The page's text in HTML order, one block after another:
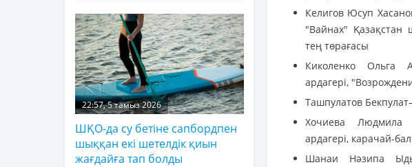
Келигов Юсуп
"Вайнах"
тең төрағасы
Киколенко Ольга
ардагері,
Ташпулатов
Хочиева Людмила
ардагері, карачай-
Шанаи Нәзипа
22:57, 5 тамыз 2026
ШҚО-да су бетіне сапбордпен
шыққан екі шетелдік қиын
жағдайға тап болды